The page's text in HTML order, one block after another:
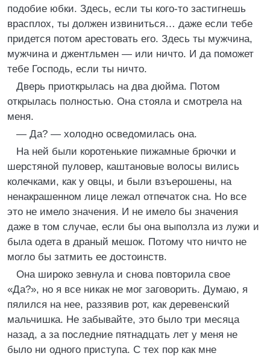
подобие юбки. Здесь, если ты кого-то застигнешь
врасплох, ты должен извиниться… даже если тебе
придется потом арестовать его. Здесь ты мужчина,
мужчина и джентльмен — или ничто. И да поможет
тебе Господь, если ты ничто.
Дверь приоткрылась на два дюйма. Потом
открылась полностью. Она стояла и смотрела на
меня.
— Да? — холодно осведомилась она.
На ней были коротенькие пижамные брючки и
шерстяной пуловер, каштановые волосы вились
колечками, как у овцы, и были взъерошены, на
ненакрашенном лице лежал отпечаток сна. Но все
это не имело значения. И не имело бы значения
даже в том случае, если бы она выползла из лужи и
была одета в драный мешок. Потому что ничто не
могло бы затмить ее достоинств.
Она широко зевнула и снова повторила свое
«Да?», но я все никак не мог заговорить. Думаю, я
пялился на нее, раззявив рот, как деревенский
мальчишка. Не забывайте, это было три месяца
назад, а за последние пятнадцать лет у меня не
было ни одного приступа. С тех пор как мне